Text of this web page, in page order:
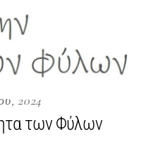
2024
των Φύλων